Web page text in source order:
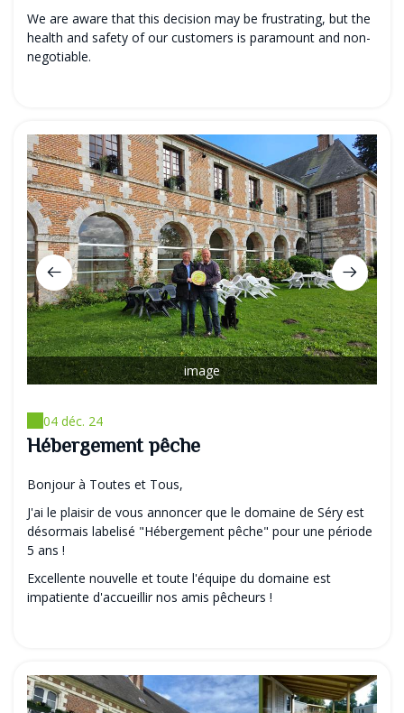
We are aware that this decision may be frustrating, but the
health and safety of our customers is paramount and non-
negotiable.
image
04 déc. 24
Hébergement pêche
Bonjour à Toutes et Tous,
J'ai le plaisir de vous annoncer que le domaine de Séry est
désormais labelisé "Hébergement pêche" pour une période
5 ans !
Excellente nouvelle et toute l'équipe du domaine est
impatiente d'accueillir nos amis pêcheurs !